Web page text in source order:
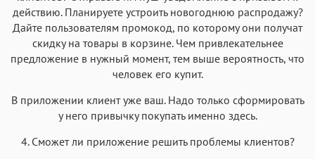
действию. Планируете устроить новогоднюю распродажу?
Дайте пользователям промокод, по которому они получат
скидку на товары в корзине. Чем привлекательнее
предложение в нужный момент, тем выше вероятность, что
человек его купит.
В приложении клиент уже ваш. Надо только сформировать
у него привычку покупать именно здесь.
4. Сможет ли приложение решить проблемы клиентов?